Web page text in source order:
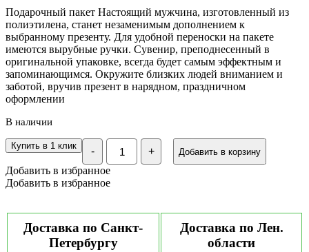
Подарочный пакет Настоящий мужчина, изготовленный из
полиэтилена, станет незаменимым дополнением к
выбранному презенту. Для удобной переноски на пакете
имеются вырубные ручки. Сувенир, преподнесенный в
оригинальной упаковке, всегда будет самым эффектным и
запоминающимся. Окружите близких людей вниманием и
заботой, вручив презент в нарядном, праздничном
оформлении
В наличии
-
Количество
Пакет
полиэтиленовый
с
вырубной
30х40
см,
+ Добавить в корзину
Купить в 1 клик
Добавить в избранное
Добавить в избранное
Доставка по Санкт-
Петербургу
Доставка по Лен.
области